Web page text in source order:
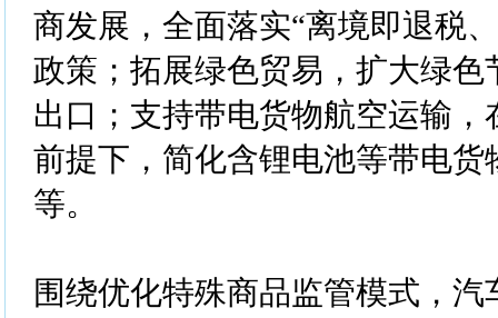
商发展，全面落实“离境即退税
政策；拓展绿色贸易，扩大绿色
出口；支持带电货物航空运输，
前提下，简化含锂电池等带电货
等。
围绕优化特殊商品监管模式，